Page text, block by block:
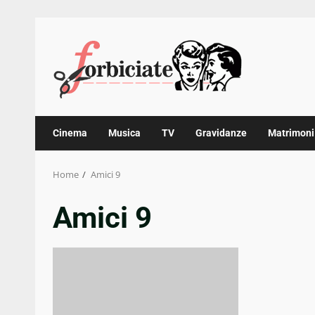
content
Cinema Musica TV Gravidanze Matrimoni
Home Amici 9
Amici 9